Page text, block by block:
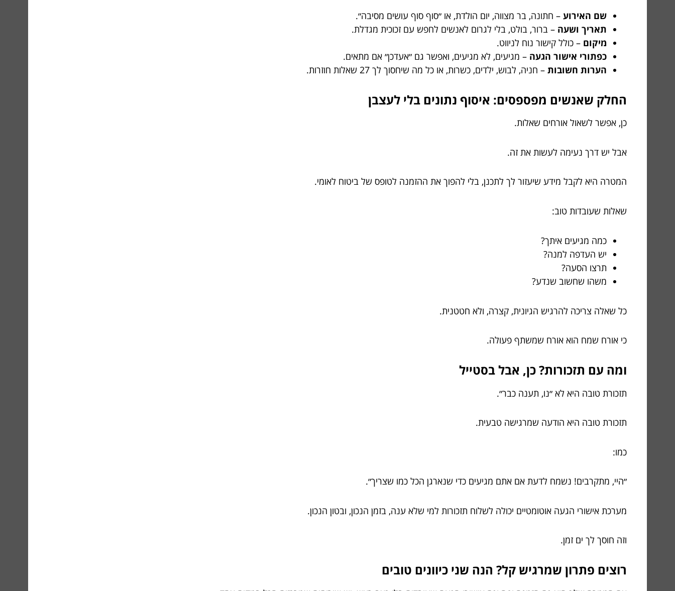
שם האירוע – חתונה, בר מצווה, יום הולדת, או ״סוף סוף עושים מסיבה״.
תאריך ושעה – ברור, בולט, בלי לגרום לאנשים לחפש עם זכוכית מגדלת.
מיקום – כולל קישור נוח לניווט.
כפתורי אישור הגעה – מגיעים, לא מגיעים, ואפשר גם ״אעדכן״ אם מתאים.
הערות חשובות – חניה, לבוש, ילדים, כשרות, או כל מה שיחסוך לך 27 שאלות חוזרות.
החלק שאנשים מפספסים: איסוף נתונים בלי לעצבן
כן, אפשר לשאול אורחים שאלות.
אבל יש דרך נעימה לעשות את זה.
המטרה היא לקבל מידע שיעזור לך לתכנן, בלי להפוך את ההזמנה לטופס של ביטוח לאומי.
שאלות שעובדות טוב:
כמה מגיעים איתך?
יש העדפה למנה?
תרצו הסעה?
משהו שחשוב שנדע?
כל שאלה צריכה להרגיש הגיונית, קצרה, ולא חטטנית.
כי אורח שמח הוא אורח שמשתף פעולה.
ומה עם תזכורות? כן, אבל בסטייל
תזכורת טובה היא לא ״נו, תענה כבר״.
תזכורת טובה היא הודעה שמרגישה טבעית.
כמו:
״היי, מתקרבים! נשמח לדעת אם אתם מגיעים כדי שנארגן הכל כמו שצריך״.
מערכת אישורי הגעה אוטומטיים יכולה לשלוח תזכורות למי שלא ענה, בזמן הנכון, ובטון הנכון.
וזה חוסך לך ים זמן.
רוצים פתרון שמרגיש קל? הנה שני כיוונים טובים